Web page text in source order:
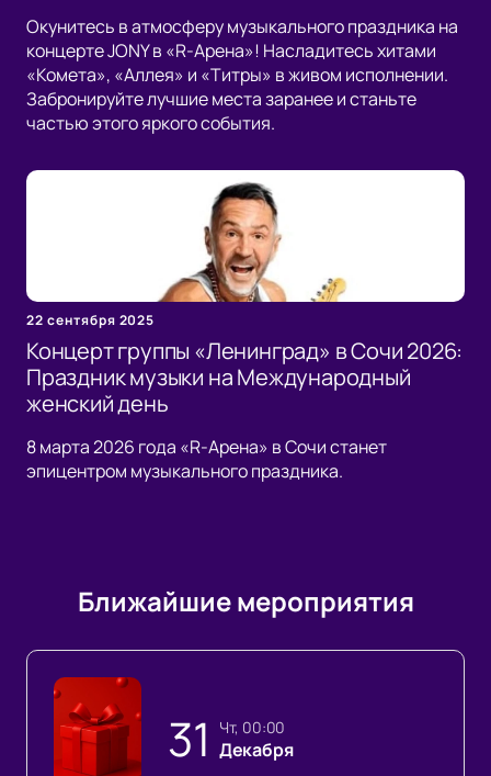
Окунитесь в атмосферу музыкального праздника на
концерте JONY в «R-Арена»! Насладитесь хитами
«Комета», «Аллея» и «Титры» в живом исполнении.
Забронируйте лучшие места заранее и станьте
частью этого яркого события.
22 сентября 2025
Концерт группы «Ленинград» в Сочи 2026:
Праздник музыки на Международный
женский день
8 марта 2026 года «R-Арена» в Сочи станет
эпицентром музыкального праздника.
Ближайшие мероприятия
31 чт, 00:00
Декабря